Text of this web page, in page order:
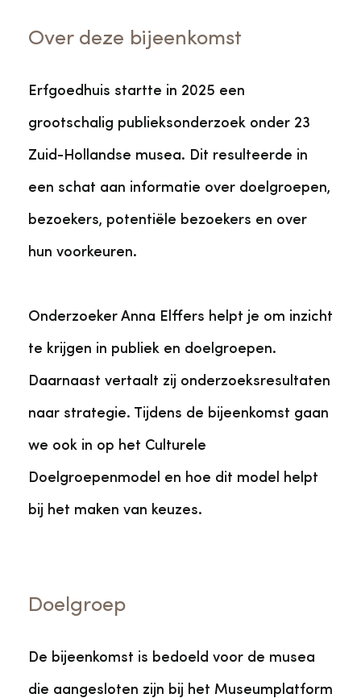
Over deze bijeenkomst
Erfgoedhuis startte in 2025 een
grootschalig publieksonderzoek onder 23
Zuid-Hollandse musea. Dit resulteerde in
een schat aan informatie over doelgroepen,
bezoekers, potentiële bezoekers en over
hun voorkeuren.
Onderzoeker Anna Elffers helpt je om inzicht
te krijgen in publiek en doelgroepen.
Daarnaast vertaalt zij onderzoeksresultaten
naar strategie. Tijdens de bijeenkomst gaan
we ook in op het Culturele
Doelgroepenmodel en hoe dit model helpt
bij het maken van keuzes.
Doelgroep
De bijeenkomst is bedoeld voor de musea
die aangesloten zijn bij het Museumplatform